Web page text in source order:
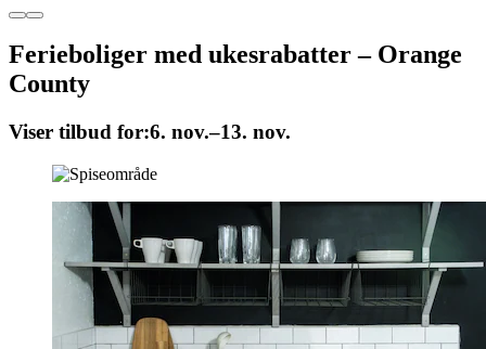
Ferieboliger med ukesrabatter – Orange
County
Viser tilbud for:6. nov.–13. nov.